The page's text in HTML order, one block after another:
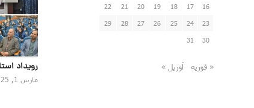
رویداد
مارس 1, 2025
16
17
18
19
20
21
22
23
24
25
26
27
28
29
30
31
« فوریه آوریل »